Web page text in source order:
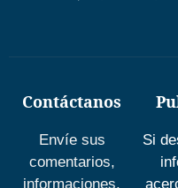
Contáctanos
Envíe sus
comentarios,
informaciones,
Si